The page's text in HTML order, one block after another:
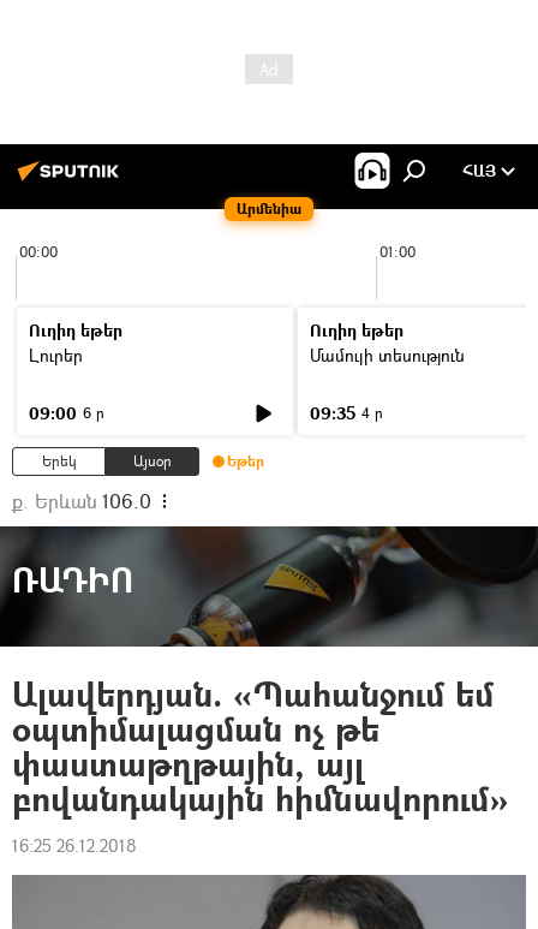
Արմենիա
ՀԱՅ
00:00 01:00
Ուղիղ եթեր
Լուրեր
09:00 6 ր
Ուղիղ եթեր
Մամուլի տեսություն
09:35 4 ր
Երեկ Այսօր Եթեր
ք. Երևան 106.0
ՌԱԴԻՈ
Ալավերդյան. «Պահանջում եմ
օպտիմալացման ոչ թե
փաստաթղթային, այլ
բովանդակային հիմնավորում»
16:25 26.12.2018